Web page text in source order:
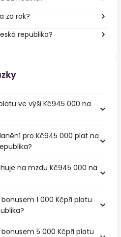
za rok?
republika?
ve výši Kč945 000 na
pro Kč945 000 plat na
na mzdu Kč945 000 na
1 000 Kčpři platu
5 000 Kčpři platu